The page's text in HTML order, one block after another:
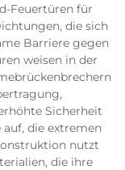
Feuertüren für
die sich
Barriere gegen
weisen in der
Sicherheit
die extremen
nutzt
die ihre